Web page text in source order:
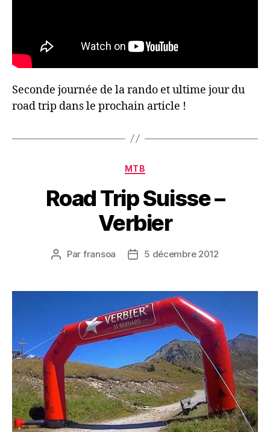
Seconde journée de la rando et ultime jour du
road trip dans le prochain article !
Catégories
MTB
Road Trip Suisse –
Verbier
Auteur
Par fransoa
Date5 décembre 2012